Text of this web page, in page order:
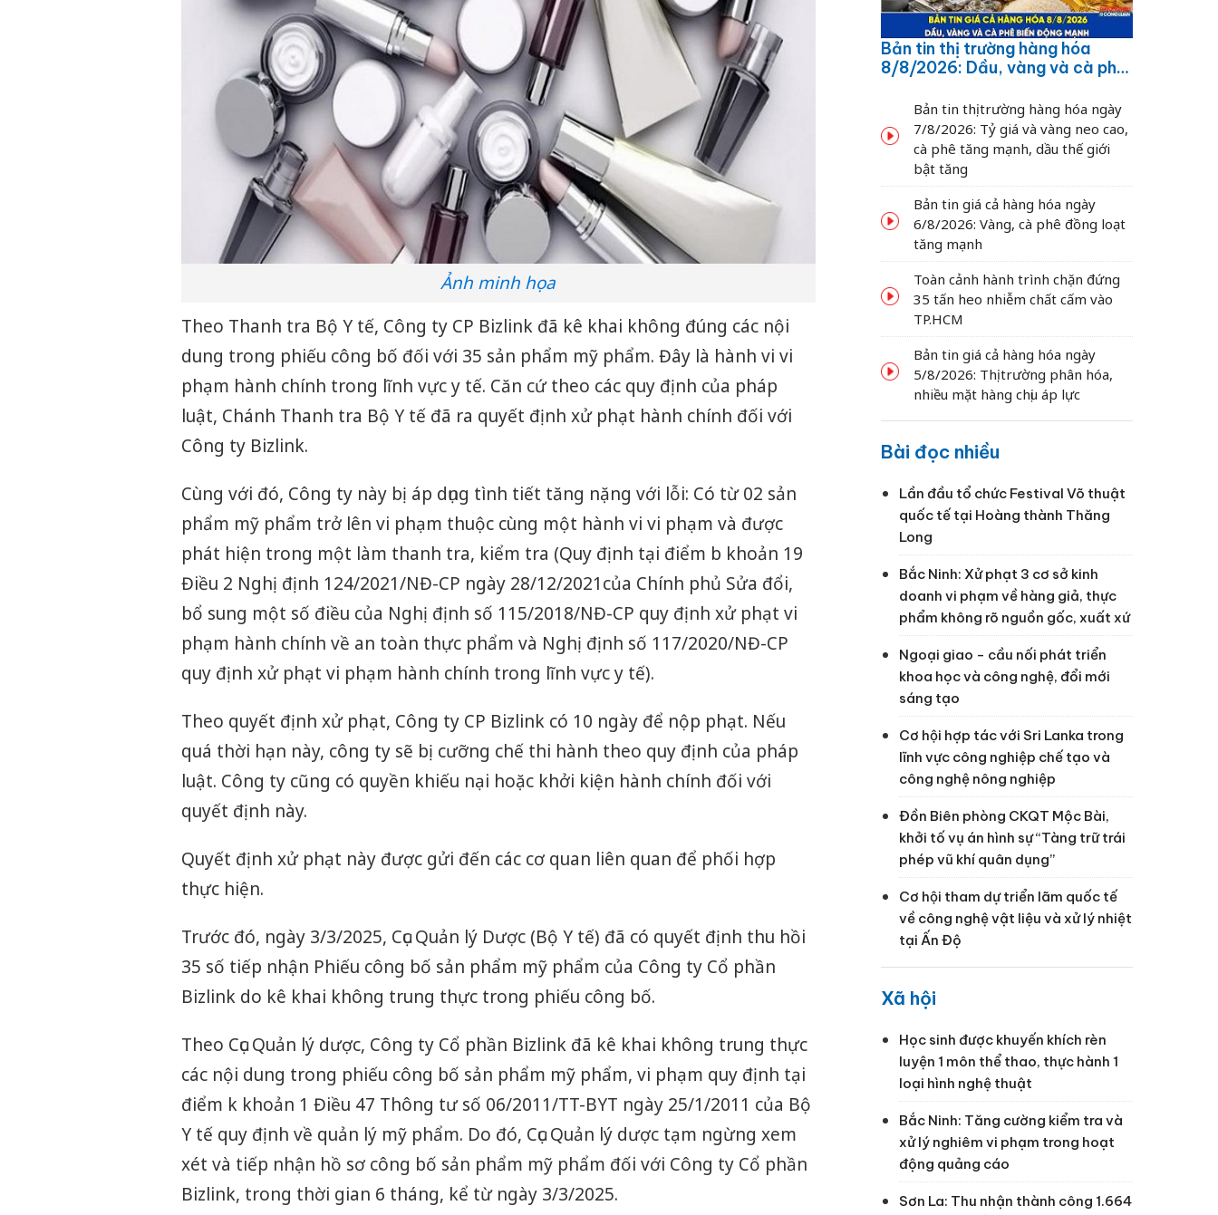
Ảnh minh họa
Theo Thanh tra Bộ Y tế, Công ty CP Bizlink đã kê khai không đúng các nội
dung trong phiếu công bố đối với 35 sản phẩm mỹ phẩm. Đây là hành vi vi
phạm hành chính trong lĩnh vực y tế. Căn cứ theo các quy định của pháp
luật, Chánh Thanh tra Bộ Y tế đã ra quyết định xử phạt hành chính đối với
Công ty Bizlink.
Cùng với đó, Công ty này bị áp dụng tình tiết tăng nặng với lỗi: Có từ 02 sản
phẩm mỹ phẩm trở lên vi phạm thuộc cùng một hành vi vi phạm và được
phát hiện trong một làm thanh tra, kiểm tra (Quy định tại điểm b khoản 19
Điều 2 Nghị định 124/2021/NĐ-CP ngày 28/12/2021của Chính phủ Sửa đổi,
bổ sung một số điều của Nghị định số 115/2018/NĐ-CP quy định xử phạt vi
phạm hành chính về an toàn thực phẩm và Nghị định số 117/2020/NĐ-CP
quy định xử phạt vi phạm hành chính trong lĩnh vực y tế).
Theo quyết định xử phạt, Công ty CP Bizlink có 10 ngày để nộp phạt. Nếu
quá thời hạn này, công ty sẽ bị cưỡng chế thi hành theo quy định của pháp
luật. Công ty cũng có quyền khiếu nại hoặc khởi kiện hành chính đối với
quyết định này.
Quyết định xử phạt này được gửi đến các cơ quan liên quan để phối hợp
thực hiện.
Trước đó, ngày 3/3/2025, Cục Quản lý Dược (Bộ Y tế) đã có quyết định thu hồi
35 số tiếp nhận Phiếu công bố sản phẩm mỹ phẩm của Công ty Cổ phần
Bizlink do kê khai không trung thực trong phiếu công bố.
Theo Cục Quản lý dược, Công ty Cổ phần Bizlink đã kê khai không trung thực
các nội dung trong phiếu công bố sản phẩm mỹ phẩm, vi phạm quy định tại
điểm k khoản 1 Điều 47 Thông tư số 06/2011/TT-BYT ngày 25/1/2011 của Bộ
Y tế quy định về quản lý mỹ phẩm. Do đó, Cục Quản lý dược tạm ngừng xem
xét và tiếp nhận hồ sơ công bố sản phẩm mỹ phẩm đối với Công ty Cổ phần
Bizlink, trong thời gian 6 tháng, kể từ ngày 3/3/2025.
Bản tin thị trường hàng hóa
8/8/2026: Dầu, vàng và cà phê
Bản tin thị trường hàng hóa ngày
7/8/2026: Tỷ giá và vàng neo cao,
cà phê tăng mạnh, dầu thế giới
bật tăng
Bản tin giá cả hàng hóa ngày
6/8/2026: Vàng, cà phê đồng loạt
tăng mạnh
Toàn cảnh hành trình chặn đứng
35 tấn heo nhiễm chất cấm vào
TP.HCM
Bản tin giá cả hàng hóa ngày
5/8/2026: Thị trường phân hóa,
nhiều mặt hàng chịu áp lực
Bài đọc nhiều
Lần đầu tổ chức Festival Võ thuật
quốc tế tại Hoàng thành Thăng
Long
Bắc Ninh: Xử phạt 3 cơ sở kinh
doanh vi phạm về hàng giả, thực
phẩm không rõ nguồn gốc, xuất xứ
Ngoại giao - cầu nối phát triển
khoa học và công nghệ, đổi mới
sáng tạo
Cơ hội hợp tác với Sri Lanka trong
lĩnh vực công nghiệp chế tạo và
công nghệ nông nghiệp
Đồn Biên phòng CKQT Mộc Bài,
khởi tố vụ án hình sự “Tàng trữ trái
phép vũ khí quân dụng”
Cơ hội tham dự triển lãm quốc tế
về công nghệ vật liệu và xử lý nhiệt
tại Ấn Độ
Xã hội
Học sinh được khuyến khích rèn
luyện 1 môn thể thao, thực hành 1
loại hình nghệ thuật
Bắc Ninh: Tăng cường kiểm tra và
xử lý nghiêm vi phạm trong hoạt
động quảng cáo
Sơn La: Thu nhận thành công 1.664